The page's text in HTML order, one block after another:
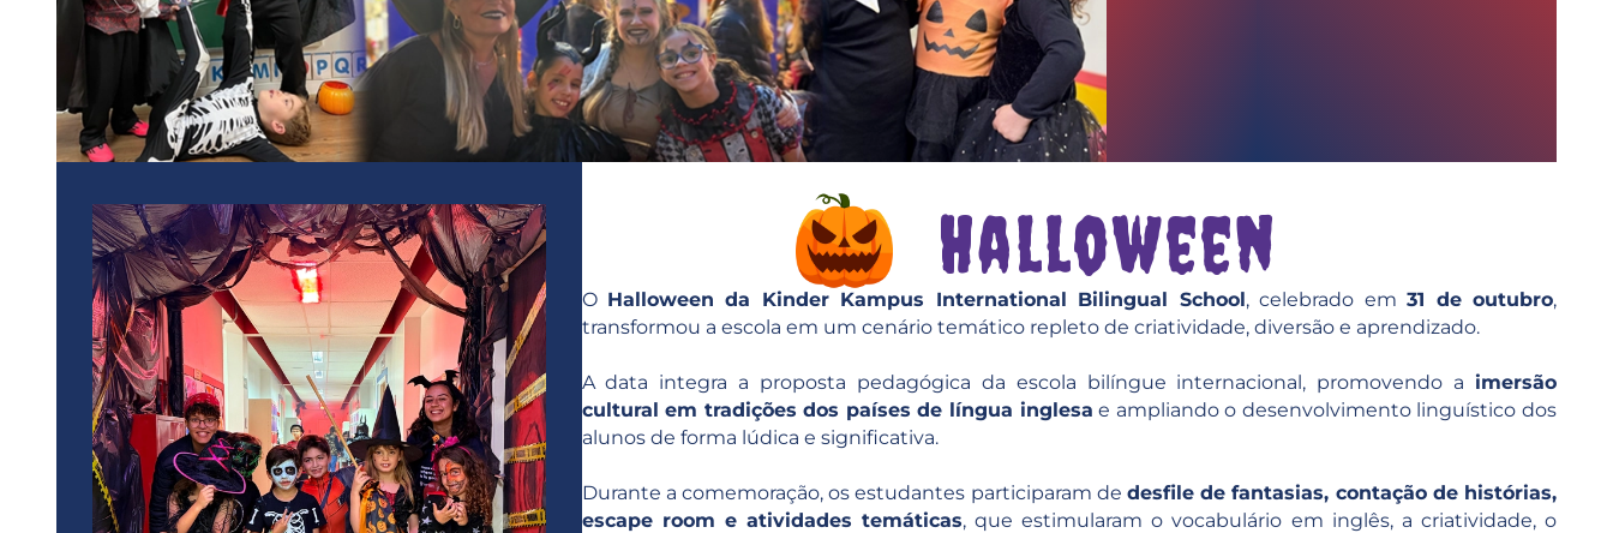
Halloween
O Halloween da Kinder Kampus International Bilingual School, celebrado em31 de outubro,
transformou a escola em um cenário temático repleto de criatividade, diversão e aprendizado.
A data integra a proposta pedagógica da escola bilíngue internacional, promovendo a imersão
cultural em tradições dos países de língua inglesa e ampliando o desenvolvimento linguístico dos
alunos de forma lúdica e significativa.
Durante a comemoração, os estudantes participaram de desfile de fantasias, contação de histórias,
escape room e atividades temáticas, que estimularam o vocabulário em inglês, a criatividade, o